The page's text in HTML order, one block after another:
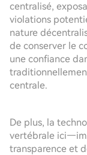
centralisé,
violations
nature
de conserver le
une confiance
centrale.
De plus, la
vertébrale
transparence et